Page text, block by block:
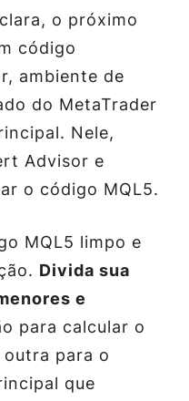
o próximo
código
ambiente de
do MetaTrader
Nele,
Advisor e
o código MQL5.
MQL5 limpo e
Divida sua
e
para calcular o
outra para o
que